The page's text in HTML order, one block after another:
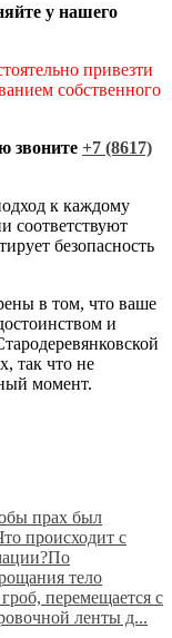
у нашего
привезти
собственного
звоните +7 (8617)
к каждому
соответствуют
безопасность
в том, что ваше
и
так что не
момент.
прах был
происходит с
тело
перемещается с
ленты д...